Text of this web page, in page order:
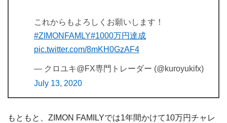
これからもよろしくお願いします！
#ZIMONFAMLY#1000万円達成
pic.twitter.com/8mKH0GzAF4
— クロユキ@FX専門トレーダー (@kuroyukifx)
July 13, 2020
もともと、ZIMON FAMILYでは1年間かけて10万円チャレ